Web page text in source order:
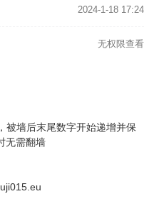
2024-1-18 17:24
无权限查看
被墙后末尾数字开始递增并保
无需翻墙